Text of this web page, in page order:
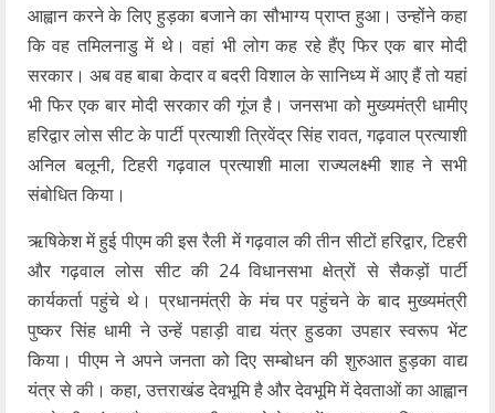
आह्वान करने के लिए हुड़का बजाने का सौभाग्य प्राप्त हुआ। उन्होंने कहा
कि वह तमिलनाडु में थे। वहां भी लोग कह रहे हैंए फिर एक बार मोदी
सरकार। अब वह बाबा केदार व बदरी विशाल के सानिध्य में आए हैं तो यहां
भी फिर एक बार मोदी सरकार की गूंज है। जनसभा को मुख्यमंत्री धामीए
हरिद्वार लोस सीट के पार्टी प्रत्याशी त्रिवेंद्र सिंह रावत, गढ़वाल प्रत्याशी
अनिल बलूनी, टिहरी गढ़वाल प्रत्याशी माला राज्यलक्ष्मी शाह ने सभी
संबोधित किया।
ऋषिकेश में हुई पीएम की इस रैली में गढ़वाल की तीन सीटों हरिद्वार, टिहरी
और गढ़वाल लोस सीट की 24 विधानसभा क्षेत्रों से सैकड़ों पार्टी
कार्यकर्ता पहुंचे थे। प्रधानमंत्री के मंच पर पहुंचने के बाद मुख्यमंत्री
पुष्कर सिंह धामी ने उन्हें पहाड़ी वाद्य यंत्र हुडका उपहार स्वरूप भेंट
किया। पीएम ने अपने जनता को दिए सम्बोधन की शुरुआत हुड़का वाद्य
यंत्र से की। कहा, उत्तराखंड देवभूमि है और देवभूमि में देवताओं का आह्वान